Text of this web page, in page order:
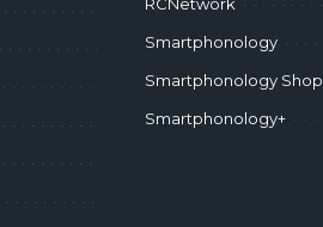
Smartphonology
Smartphonology Shop
Smartphonology+